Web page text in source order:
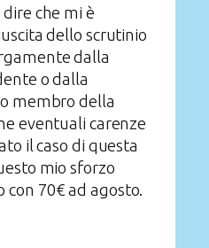
che mi è
dello scrutinio
dalla
o dalla
membro della
eventuali carenze
il caso di questa
mio sforzo
70€ ad agosto.